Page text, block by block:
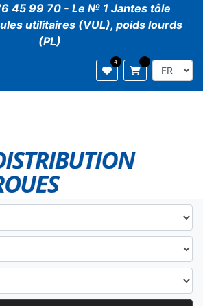
45 99 70 - Le № 1 Jantes tôle
utilitaires (VUL), poids lourds
(PL)